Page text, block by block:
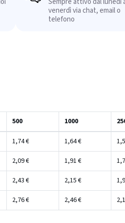
venerdì via chat, email o
telefono
500 1000
1,74 € 1,64 €
2,09 € 1,91 €
2,43 € 2,15 €
2,76 € 2,46 €